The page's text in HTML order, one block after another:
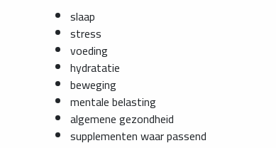
slaap
stress
voeding
hydratatie
beweging
mentale belasting
algemene gezondheid
supplementen waar passend